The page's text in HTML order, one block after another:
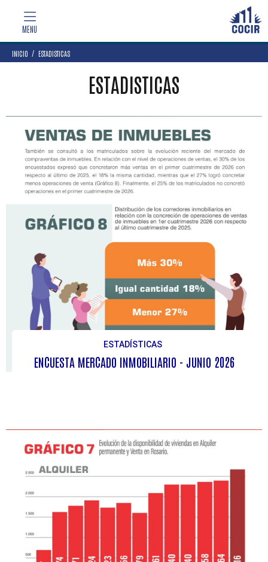
INICIO ESTADISTICAS
ESTADISTICAS
ESTADÍSTICAS
ENCUESTA MERCADO INMOBILIARIO - JUNIO 2026